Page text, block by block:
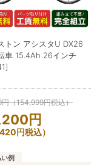
トン アシスタU DX26
車 15.4Ah 26インチ
円（154,999円税込）
円
円税込）
例